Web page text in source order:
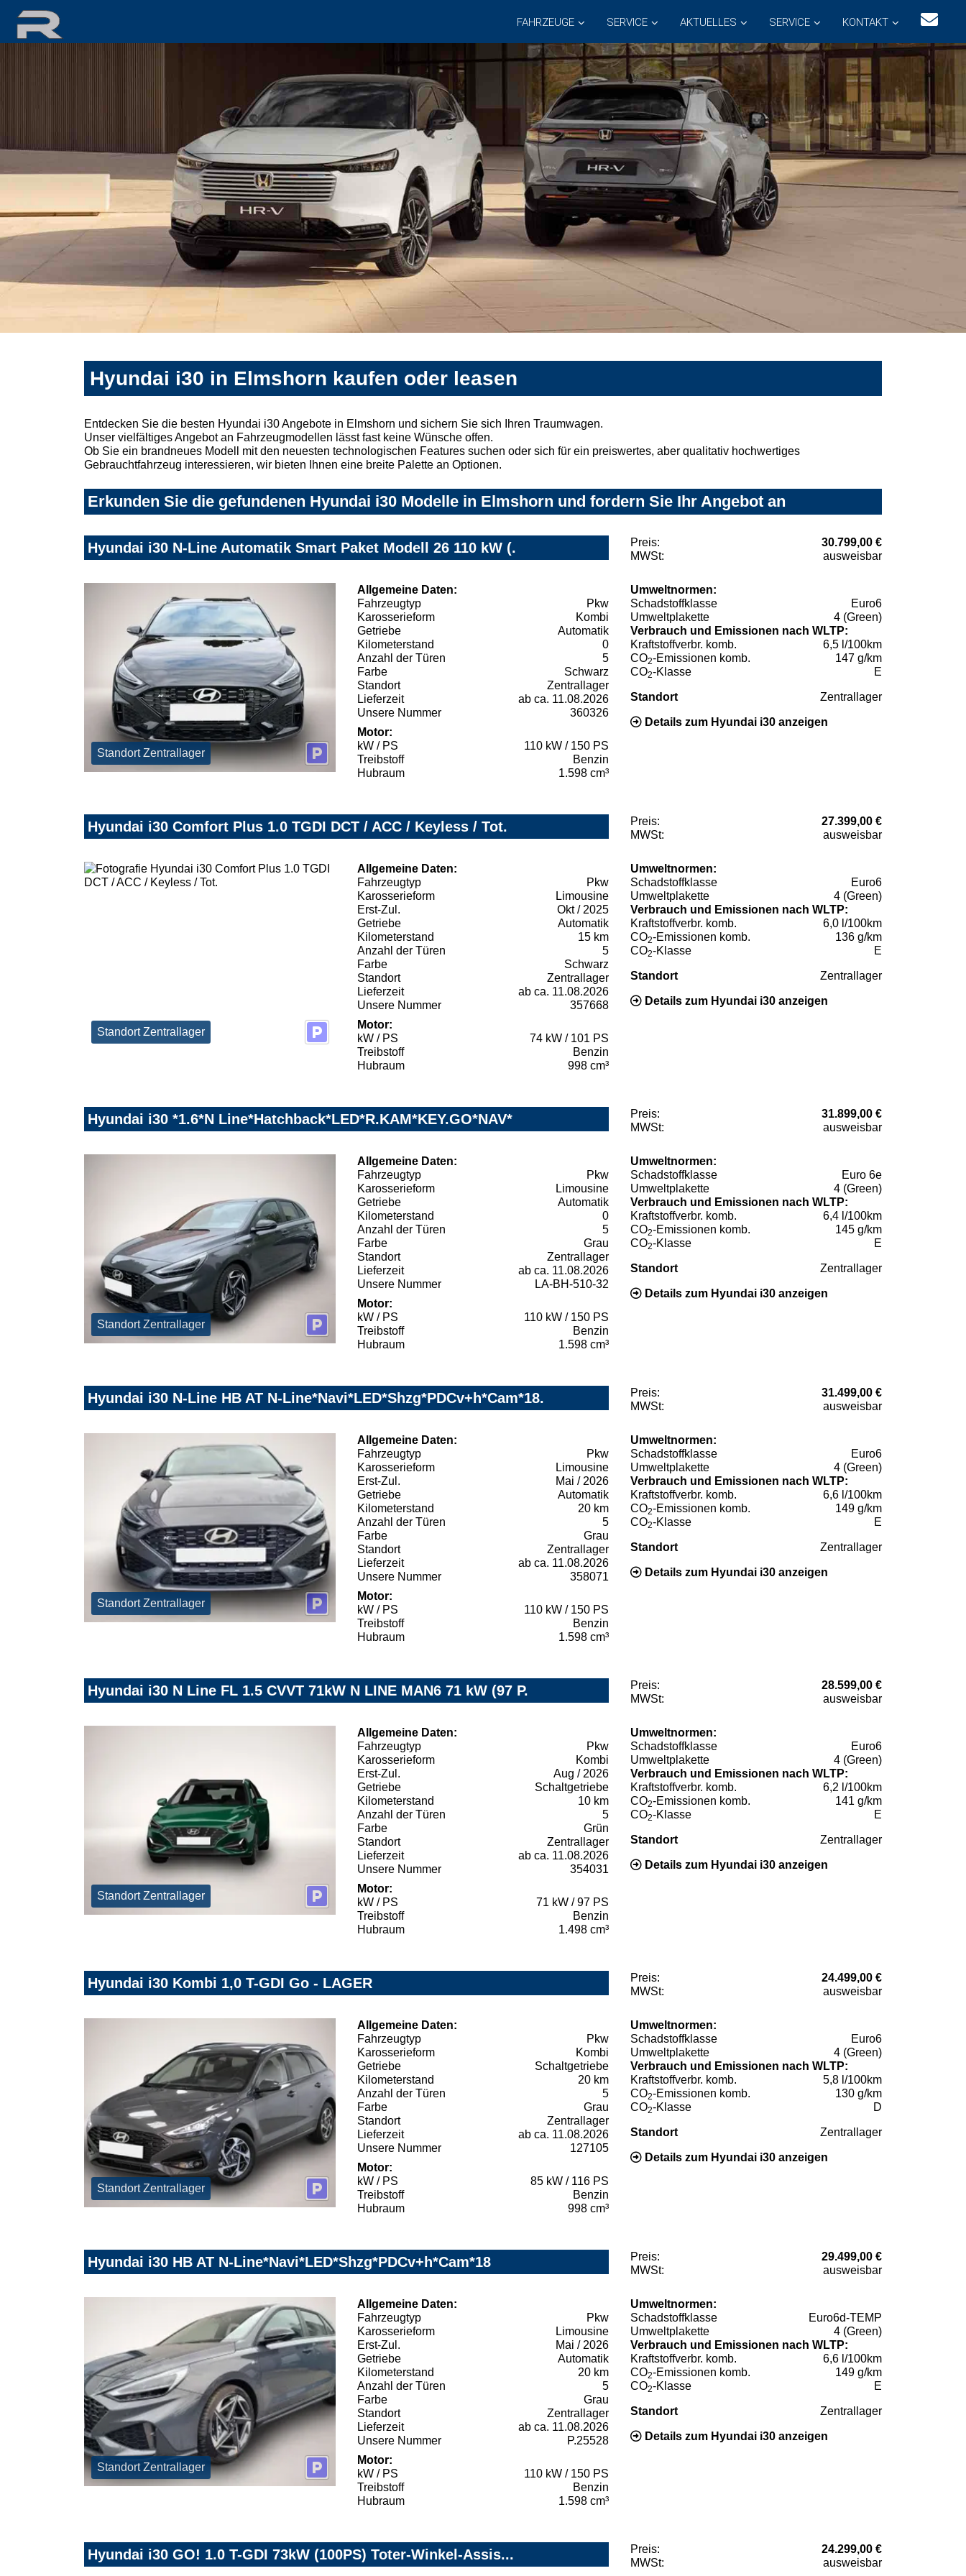
FAHRZEUGE SERVICE AKTUELLES SERVICE KONTAKT
Hyundai i30 in Elmshorn kaufen oder leasen
Entdecken Sie die besten Hyundai i30 Angebote in Elmshorn und sichern Sie sich Ihren Traumwagen.
Unser vielfältiges Angebot an Fahrzeugmodellen lässt fast keine Wünsche offen.
Ob Sie ein brandneues Modell mit den neuesten technologischen Features suchen oder sich für ein preiswertes, aber qualitativ hochwertiges
Gebrauchtfahrzeug interessieren, wir bieten Ihnen eine breite Palette an Optionen.
Erkunden Sie die gefundenen Hyundai i30 Modelle in Elmshorn und fordern Sie Ihr Angebot an
Hyundai i30 N-Line Automatik Smart Paket Modell 26 110 kW (. Preis:
30.799,00 €
MWSt:
ausweisbar
Standort Zentrallager
Allgemeine Daten:
Fahrzeugtyp
Pkw
Karosserieform
Kombi
Getriebe
Automatik
Kilometerstand
0
Anzahl der Türen
5
Farbe
Schwarz
Standort
Zentrallager
Lieferzeit
ab ca. 11.08.2026
Unsere Nummer
360326
Motor:
kW / PS
110 kW / 150 PS
Treibstoff
Benzin
Hubraum
1.598 cm³
Umweltnormen:
Schadstoffklasse
Euro6
Umweltplakette
4 (Green)
Verbrauch und Emissionen nach WLTP:
Kraftstoffverbr. komb.
6,5 l/100km
CO2-Emissionen komb.
147 g/km
CO2-Klasse E
Standort Zentrallager
Details zum Hyundai i30 anzeigen
Hyundai i30 Comfort Plus 1.0 TGDI DCT / ACC / Keyless / Tot. Preis:
27.399,00 €
MWSt:
ausweisbar
Standort Zentrallager
Allgemeine Daten:
Fahrzeugtyp
Pkw
Karosserieform
Limousine
Erst-Zul.
Okt / 2025
Getriebe
Automatik
Kilometerstand
15 km
Anzahl der Türen
5
Farbe
Schwarz
Standort
Zentrallager
Lieferzeit
ab ca. 11.08.2026
Unsere Nummer
357668
Motor:
kW / PS
74 kW / 101 PS
Treibstoff
Benzin
Hubraum
998 cm³
Umweltnormen:
Schadstoffklasse
Euro6
Umweltplakette
4 (Green)
Verbrauch und Emissionen nach WLTP:
Kraftstoffverbr. komb.
6,0 l/100km
CO2-Emissionen komb.
136 g/km
CO2-Klasse E
Standort Zentrallager
Details zum Hyundai i30 anzeigen
Hyundai i30 *1.6*N Line*Hatchback*LED*R.KAM*KEY.GO*NAV* Preis:
31.899,00 €
MWSt:
ausweisbar
Standort Zentrallager
Allgemeine Daten:
Fahrzeugtyp
Pkw
Karosserieform
Limousine
Getriebe
Automatik
Kilometerstand
0
Anzahl der Türen
5
Farbe
Grau
Standort
Zentrallager
Lieferzeit
ab ca. 11.08.2026
Unsere Nummer
LA-BH-510-32
Motor:
kW / PS
110 kW / 150 PS
Treibstoff
Benzin
Hubraum
1.598 cm³
Umweltnormen:
Schadstoffklasse
Euro 6e
Umweltplakette
4 (Green)
Verbrauch und Emissionen nach WLTP:
Kraftstoffverbr. komb.
6,4 l/100km
CO2-Emissionen komb.
145 g/km
CO2-Klasse E
Standort Zentrallager
Details zum Hyundai i30 anzeigen
Hyundai i30 N-Line HB AT N-Line*Navi*LED*Shzg*PDCv+h*Cam*18. Preis:
31.499,00 €
MWSt:
ausweisbar
Standort Zentrallager
Allgemeine Daten:
Fahrzeugtyp
Pkw
Karosserieform
Limousine
Erst-Zul.
Mai / 2026
Getriebe
Automatik
Kilometerstand
20 km
Anzahl der Türen
5
Farbe
Grau
Standort
Zentrallager
Lieferzeit
ab ca. 11.08.2026
Unsere Nummer
358071
Motor:
kW / PS
110 kW / 150 PS
Treibstoff
Benzin
Hubraum
1.598 cm³
Umweltnormen:
Schadstoffklasse
Euro6
Umweltplakette
4 (Green)
Verbrauch und Emissionen nach WLTP:
Kraftstoffverbr. komb.
6,6 l/100km
CO2-Emissionen komb.
149 g/km
CO2-Klasse E
Standort Zentrallager
Details zum Hyundai i30 anzeigen
Hyundai i30 N Line FL 1.5 CVVT 71kW N LINE MAN6 71 kW (97 P. Preis:
28.599,00 €
MWSt:
ausweisbar
Standort Zentrallager
Allgemeine Daten:
Fahrzeugtyp
Pkw
Karosserieform
Kombi
Erst-Zul.
Aug / 2026
Getriebe
Schaltgetriebe
Kilometerstand
10 km
Anzahl der Türen
5
Farbe
Grün
Standort
Zentrallager
Lieferzeit
ab ca. 11.08.2026
Unsere Nummer
354031
Motor:
kW / PS
71 kW / 97 PS
Treibstoff
Benzin
Hubraum
1.498 cm³
Umweltnormen:
Schadstoffklasse
Euro6
Umweltplakette
4 (Green)
Verbrauch und Emissionen nach WLTP:
Kraftstoffverbr. komb.
6,2 l/100km
CO2-Emissionen komb.
141 g/km
CO2-Klasse E
Standort Zentrallager
Details zum Hyundai i30 anzeigen
Hyundai i30 Kombi 1,0 T-GDI Go - LAGER Preis:
24.499,00 €
MWSt:
ausweisbar
Standort Zentrallager
Allgemeine Daten:
Fahrzeugtyp
Pkw
Karosserieform
Kombi
Getriebe
Schaltgetriebe
Kilometerstand
20 km
Anzahl der Türen
5
Farbe
Grau
Standort
Zentrallager
Lieferzeit
ab ca. 11.08.2026
Unsere Nummer
127105
Motor:
kW / PS
85 kW / 116 PS
Treibstoff
Benzin
Hubraum
998 cm³
Umweltnormen:
Schadstoffklasse
Euro6
Umweltplakette
4 (Green)
Verbrauch und Emissionen nach WLTP:
Kraftstoffverbr. komb.
5,8 l/100km
CO2-Emissionen komb.
130 g/km
CO2-Klasse D
Standort Zentrallager
Details zum Hyundai i30 anzeigen
Hyundai i30 HB AT N-Line*Navi*LED*Shzg*PDCv+h*Cam*18 Preis:
29.499,00 €
MWSt:
ausweisbar
Standort Zentrallager
Allgemeine Daten:
Fahrzeugtyp
Pkw
Karosserieform
Limousine
Erst-Zul.
Mai / 2026
Getriebe
Automatik
Kilometerstand
20 km
Anzahl der Türen
5
Farbe
Grau
Standort
Zentrallager
Lieferzeit
ab ca. 11.08.2026
Unsere Nummer
P.25528
Motor:
kW / PS
110 kW / 150 PS
Treibstoff
Benzin
Hubraum
1.598 cm³
Umweltnormen:
Schadstoffklasse
Euro6d-TEMP
Umweltplakette
4 (Green)
Verbrauch und Emissionen nach WLTP:
Kraftstoffverbr. komb.
6,6 l/100km
CO2-Emissionen komb.
149 g/km
CO2-Klasse E
Standort Zentrallager
Details zum Hyundai i30 anzeigen
Hyundai i30 GO! 1.0 T-GDI 73kW (100PS) Toter-Winkel-Assis... Preis:
24.299,00 €
MWSt:
ausweisbar